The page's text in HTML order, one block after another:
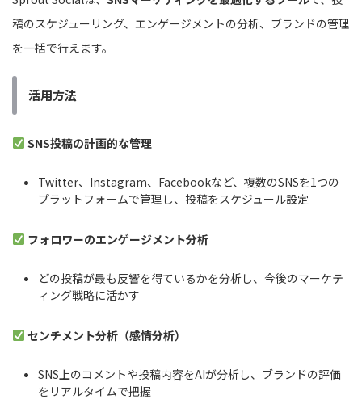
稿のスケジューリング、エンゲージメントの分析、ブランドの管理
を一括で行えます。
活用方法
SNS投稿の計画的な管理
Twitter、Instagram、Facebookなど、複数のSNSを1つの
プラットフォームで管理し、投稿をスケジュール設定
フォロワーのエンゲージメント分析
どの投稿が最も反響を得ているかを分析し、今後のマーケテ
ィング戦略に活かす
センチメント分析（感情分析）
SNS上のコメントや投稿内容をAIが分析し、ブランドの評価
をリアルタイムで把握